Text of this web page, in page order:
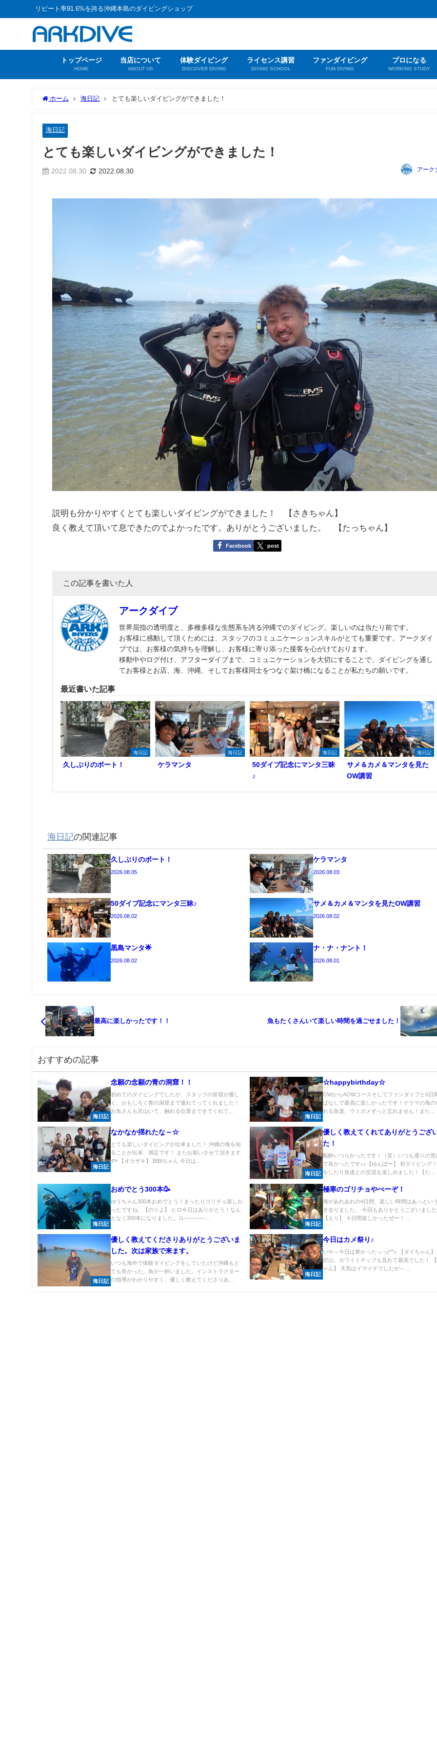
リピート率91.6%を誇る沖縄本島のダイビングショップ
トップページ
HOME
当店について
ABOUT US
体験ダイビング
DISCOVER DIVING
ライセンス講習
DIVING SCHOOL
ファンダイビング
FUN DIVING
プロになる
WORKING STUDY
ホーム 海日記 とても楽しいダイビングができました！
海日記
とても楽しいダイビングができました！
2022.08.30 2022.08.30 アーク
説明も分かりやすくとても楽しいダイビングができました！ 【さきちゃん】
良く教えて頂いて息できたのでよかったです。ありがとうございました。 【たっちゃん】
Facebook post
この記事を書いた人
アークダイブ
世界屈指の透明度と、多種多様な生態系を誇る沖縄でのダイビング。楽しいのは当たり前です。
お客様に感動して頂くためには、スタッフのコミュニケーションスキルがとても重要です。アークダイ
ブでは、お客様の気持ちを理解し、お客様に寄り添った接客を心がけております。
移動中やログ付け、アフターダイブまで、コミュニケーションを大切にすることで、ダイビングを通し
てお客様とお店、海、沖縄、そしてお客様同士をつなぐ架け橋になることが私たちの願いです。
最近書いた記事
海日記
久しぶりのボート！
海日記
ケラマンタ
海日記
50ダイブ記念にマンタ三昧
♪
海日記
サメ＆カメ＆マンタを見た
OW講習
海日記の関連記事
久しぶりのボート！
2026.08.05
ケラマンタ
2026.08.03
50ダイブ記念にマンタ三昧♪
2026.08.02
サメ＆カメ＆マンタを見たOW講習
2026.08.02
黒島マンタ🌟
2026.08.02
ナ・ナ・ナント！
2026.08.01
最高に楽しかったです！！ 魚もたくさんいて楽しい時間を過ごせました！
おすすめの記事
海日記
念願の念願の青の洞窟！！
初めてのダイビングでしたが、スタッフの皆様が優し
く、おもしろく青の洞窟まで連れてってくれました！
お魚さんも沢山いて、触れる位置まできてくれて...
海日記
☆happybirthday☆
OWからAOWコースそしてファンダイブと6日
ぱなしで最高に楽しかったです！ケラマの海の
れる魚達、ウミガメずっと忘れません！また...
海日記
なかなか揺れたな～☆
とても楽しいダイビングが出来ました！ 沖縄の海を知
ることが出来、満足です！ またお願いさせて頂きます
🐟 【オカザキ】 BIBIちゃん 今日は...
海日記
優しく教えてくれてありがとうござ
た！
船酔いつらかったです！（笑）いつも通りの荒
で良かったです♪♪【ゆんぼー】 初ダイビング
をしたり魚達との交流を楽しめました！【た...
海日記
おめでとう300本🥳
ゆうちゃん300本おめでとう！まったりゴリチョ楽しか
ったですね。【のりよ】 ヒロ今日はありがとう！なん
となく300本になりました。ロ――――...
海日記
極寒のゴリチョやべーぞ！
海があれあれの4日間、楽しい時間はあっとい
ぎ去りました。 今回もありがとうございま
【えり】 ４日間楽しかったぜー！ ...
海日記
優しく教えてくださりありがとうございま
した。次は家族で来ます。
いつも海外で体験ダイビングをしていたけど沖縄もと
ても良かった。魚が一杯いました。インストラクター
の指導がわかりやすく、優しく教えてくださりあ...
海日記
今日はカメ祭り♪
いや～今日は寒かったっっ(^^♪ 【ダイちゃん
沢山、ホワイトチップも見れて最高でした！
ゃん】 天気はイマイチでしたが～ ...